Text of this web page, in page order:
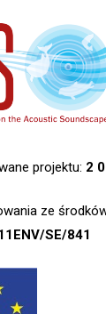
projektu: 2
ze
SE/841